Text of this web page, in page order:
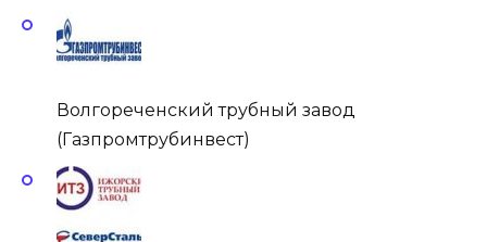
Волгореченский трубный завод
(Газпромтрубинвест)